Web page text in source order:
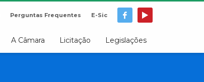
Perguntas Frequentes E-Sic
A Câmara Licitação Legislações